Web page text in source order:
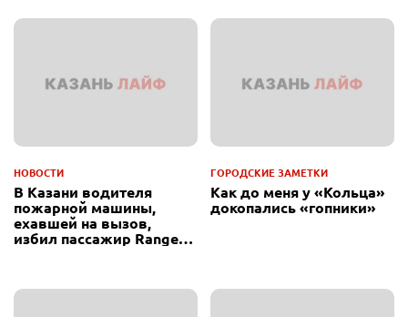
НОВОСТИ
В Казани водителя
пожарной машины,
ехавшей на вызов,
избил пассажир Range
ГОРОДСКИЕ ЗАМЕТКИ
Как до меня у «Кольца»
докопались «гопники»